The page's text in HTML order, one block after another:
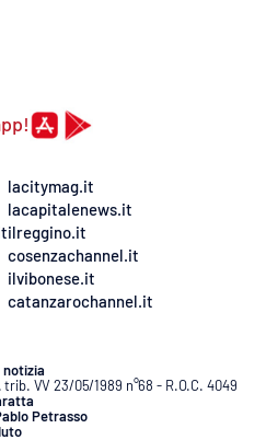
lacitymag.it
lacapitalenews.it
ilreggino.it
cosenzachannel.it
ilvibonese.it
catanzarochannel.it
notizia
VV 23/05/1989 n°68 - R.O.C. 4049
Petrasso